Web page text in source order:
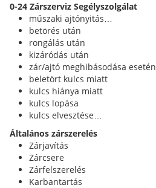
0-24 Zárszerviz Segélyszolgálat
műszaki ajtónyitás…
betörés után
rongálás után
kizáródás után
zár/ajtó meghibásodása esetén
beletört kulcs miatt
kulcs hiánya miatt
kulcs lopása
kulcs elvesztése…
Általános zárszerelés
Zárjavítás
Zárcsere
Zárfelszerelés
Karbantartás